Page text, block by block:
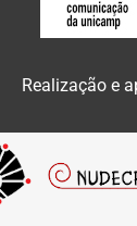
Realização e